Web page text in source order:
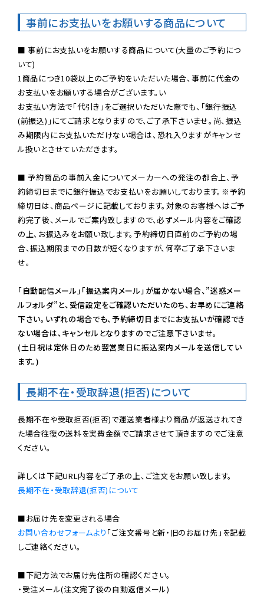
事前にお支払いをお願いする商品について
■ 事前にお支払いをお願いする商品について(大量のご予約につ
いて)
1商品につき10袋以上のご予約をいただいた場合、事前に代金の
お支払いをお願いする場合がございます。い
お支払い方法で「代引き」をご選択いただいた際でも、「銀行振込
(前振込)」にてご請求となりますので、ご了承下さいませ。尚、振込
み期限内にお支払いただけない場合は、恐れ入りますがキャンセ
ル扱いとさせていただきます。
■ 予約商品の事前入金についてメーカーへの発注の都合上、予
約締切日までに銀行振込でお支払いをお願いしております。※予約
締切日は、商品ページに記載しております。対象のお客様へはご予
約完了後、メールでご案内致しますので、必ずメール内容をご確認
の上、お振込みをお願い致します。予約締切日直前のご予約の場
合、振込期限までの日数が短くなりますが、何卒ご了承下さいま
せ。
「自動配信メール」「振込案内メール」が届かない場合、”迷惑メー
ルフォルダ”と、受信設定をご確認いただいたのち、お早めにご連絡
下さい。いずれの場合でも、予約締切日までにお支払いが確認でき
ない場合は、キャンセルとなりますのでご注意下さいませ。
(土日祝は定休日のため翌営業日に振込案内メールを送信してい
ます。)
長期不在・受取辞退(拒否)について
長期不在や受取拒否(拒否)で運送業者様より商品が返送されてき
た場合往復の送料を実費金額でご請求させて頂きますのでご注意
ください。
長期不在・受取辞退(拒否)について
お問い合わせフォームより 「ご注文番号と新・旧のお届け先」を記載
しご連絡ください。
■下記方法でお届け先住所の確認ください。
・受注メール(注文完了後の自動返信メール)